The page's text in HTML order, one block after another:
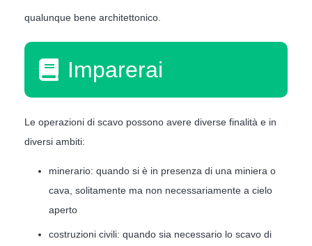
qualunque bene architettonico.
Imparerai
Le operazioni di scavo possono avere diverse finalità e in
diversi ambiti:
minerario: quando si è in presenza di una miniera o
cava, solitamente ma non necessariamente a cielo
aperto
costruzioni civili: quando sia necessario lo scavo di